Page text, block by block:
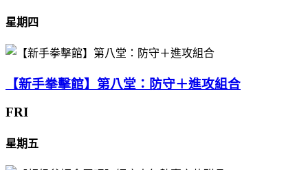
星期四
【新手拳擊館】第八堂：防守＋進攻組合
FRI
星期五